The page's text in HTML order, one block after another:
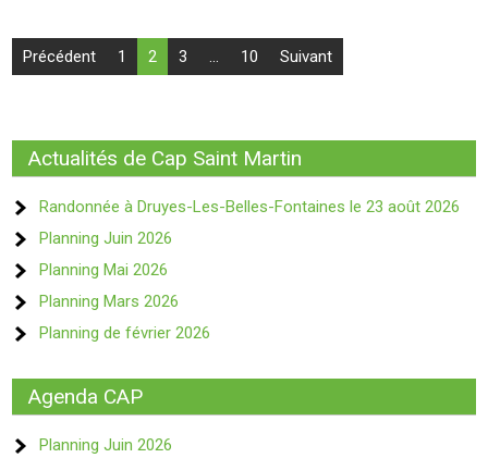
Pagination
des
Précédent 1 2 3 … 10 Suivant
Actualités de Cap Saint Martin
Randonnée à Druyes-Les-Belles-Fontaines le 23 août 2026
Planning Juin 2026
Planning Mai 2026
Planning Mars 2026
Planning de février 2026
Agenda CAP
Planning Juin 2026